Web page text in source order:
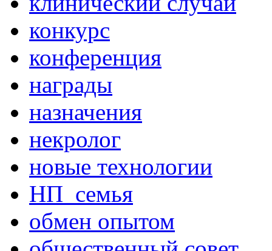
конкурс
конференция
награды
назначения
некролог
новые технологии
НП_семья
обмен опытом